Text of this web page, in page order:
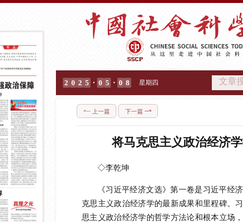
2 0 2 5 · 0 5 · 0 8 星期四
上一篇 下一篇
将马克思主义政治经济
◇李乾坤
《习近平经济文选》第一卷是习近平经
克思主义政治经济学的最新成果和里程碑。
思主义政治经济学的哲学方法论和根本立场